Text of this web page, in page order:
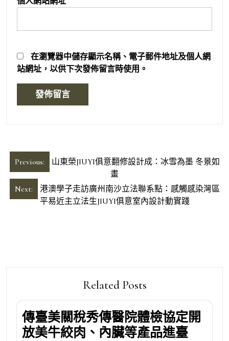
在瀏覽器中儲存顯示名稱、電子郵件地址及個人網
站網址，以供下次發佈留言時使用。
文
章
導
Previous:
山東榮JIUYI俱意翻修設計成：冰雪為墨 冬景如
畫
Next:
港澳學子走訪廣州南沙立法聯系點：感觸感染灣區
平易近主立法生JIUYI俱意室內設計動實踐
Related Posts
傳臺美關稅秀傳醫院體檢協定開
放美牛絞肉、內臟等產品進臺